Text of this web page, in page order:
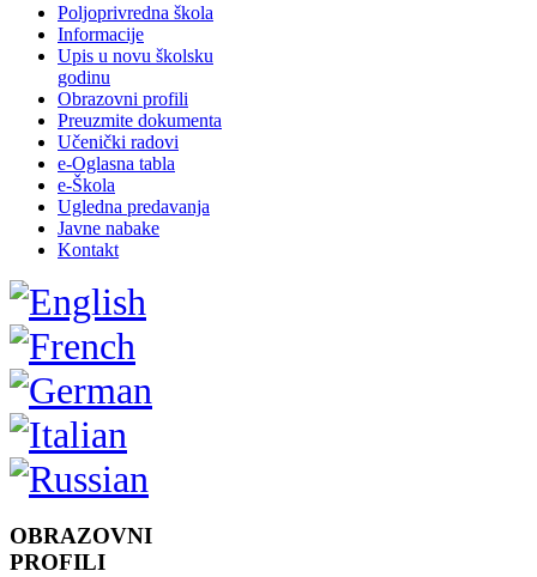
Poljoprivredna škola
Informacije
Upis u novu školsku
godinu
Obrazovni profili
Preuzmite dokumenta
Učenički radovi
e-Oglasna tabla
e-Škola
Ugledna predavanja
Javne nabake
Kontakt
OBRAZOVNI
PROFILI